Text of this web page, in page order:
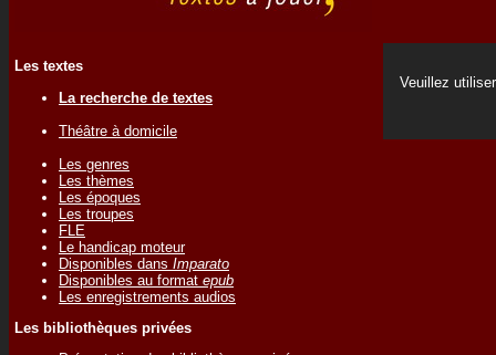
Les textes
La recherche de textes
Théâtre à domicile
Les genres
Les thèmes
Les époques
Les troupes
FLE
Le handicap moteur
Disponibles dans Imparato
Disponibles au format epub
Les enregistrements audios
Les bibliothèques privées
Veuillez